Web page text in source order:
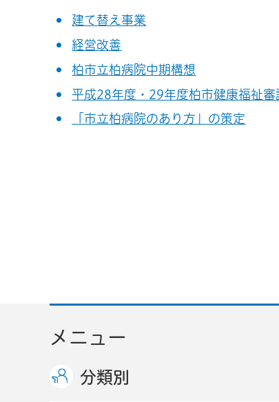
建て替え事業
経営改善
柏市立柏病院中期構想
平成28年度・29年度柏市健康福祉審
「市立柏病院のあり方」の策定
メニュー
分類別